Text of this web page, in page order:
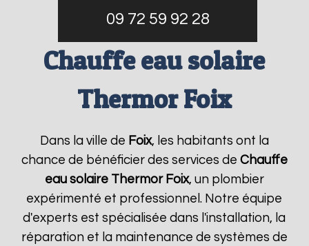
09 72 59 92 28
Chauffe eau solaire
Thermor Foix
Dans la ville de Foix, les habitants ont la
chance de bénéficier des services de Chauffe
eau solaire Thermor Foix, un plombier
expérimenté et professionnel. Notre équipe
d'experts est spécialisée dans l'installation, la
réparation et la maintenance de systèmes de